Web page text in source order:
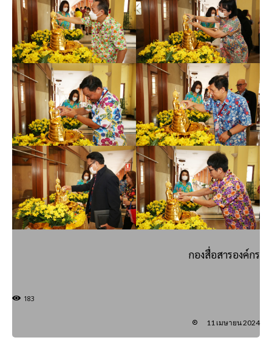
กองสื่อสารองค์กร
183
11 เมษายน 2024